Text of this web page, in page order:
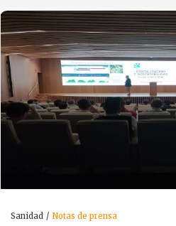
Sanidad Notas de prensa